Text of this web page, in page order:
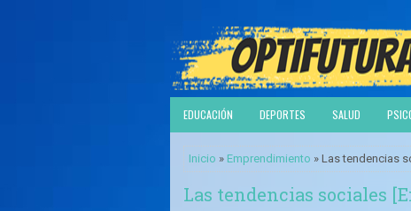
EDUCACIÓN DEPORTES SALUD
Inicio » Emprendimiento » Las tendencias
Las tendencias sociales